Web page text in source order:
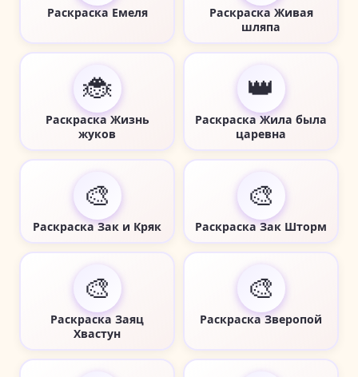
Раскраска Емеля
Раскраска Живая
шляпа
🐞
Раскраска Жизнь
жуков
👑
Раскраска Жила была
царевна
🎨
Раскраска Зак и Кряк
🎨
Раскраска Зак Шторм
🎨
Раскраска Заяц
Хвастун
🎨
Раскраска Зверопой